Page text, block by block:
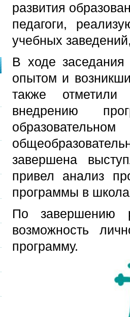
развития
педагоги,
учебных
В ходе заседания
опытом и
также
внедрению
завершена
привел анализ
программы в
По завершению
возможность
программу.